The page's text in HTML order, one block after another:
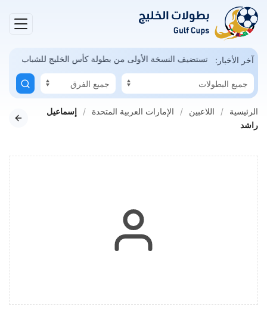
آخر الأخبار:السعودية تستضيف النسخة الأولى من بطولة كأس الخليج للشباب
الرئيسية اللاعبين الإمارات العربية المتحدة
إسماعيل
راشد